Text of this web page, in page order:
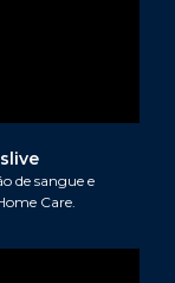
de sangue e
Care.